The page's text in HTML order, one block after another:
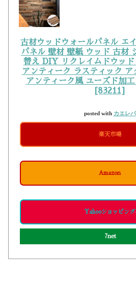
古材ウッドウォールパネル エ
パネル 壁材 壁紙 ウッド 古材
替え DIY リクレイムドウッ
アンティーク ラスティック ア
アンティーク風 ユーズド加
[83211]
posted with カエレバ
楽天市場
Amazon
Yahooショッピング
7net